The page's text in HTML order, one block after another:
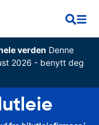
verden Denne
2026 - benytt deg